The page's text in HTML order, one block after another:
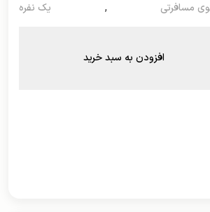
مسافرتی , یک نفره
افزودن به سبد خرید